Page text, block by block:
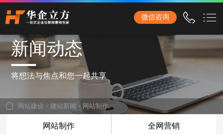
建设、品牌网站建设、响应式网站建设、手机网站建设、网站改版、竞价托管、小程
序开发等服务！
首页
网站建设
外贸网站建设
微信咨询
新闻动态
将想法与焦点和您一起共享
网站建设 > 建站新闻 > 网站制作
网站制作 全网营销